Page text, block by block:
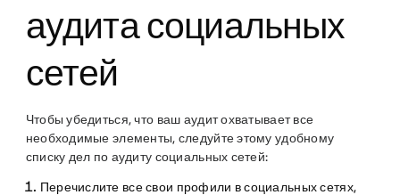
аудита социальных
сетей
Чтобы убедиться, что ваш аудит охватывает все
необходимые элементы, следуйте этому удобному
списку дел по аудиту социальных сетей:
Перечислите все свои профили в социальных сетях,